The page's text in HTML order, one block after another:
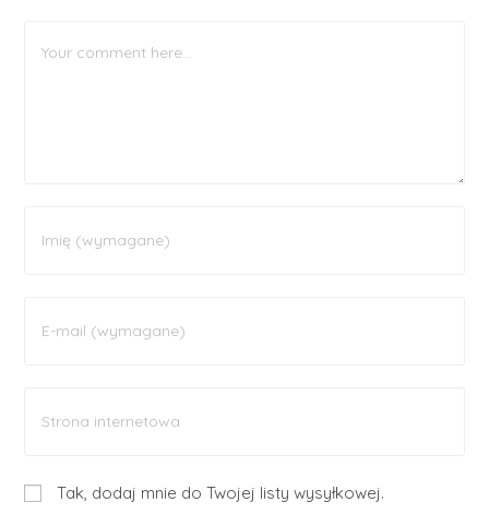
Tak, dodaj mnie do Twojej listy wysyłkowej.